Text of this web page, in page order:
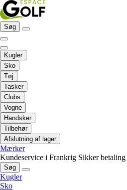
Søg
Kugler
Sko
Tøj
Tasker
Clubs
Vogne
Handsker
Tilbehør
Afslutning af lager
Mærker
Kundeservice i Frankrig Sikker betaling
Søg
Kugler
Sko